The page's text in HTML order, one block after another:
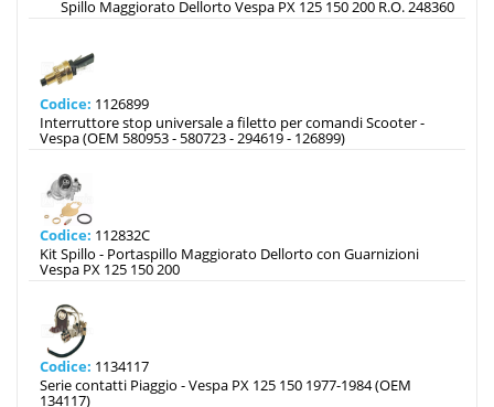
Spillo Maggiorato Dellorto Vespa PX 125 150 200 R.O. 248360
Codice: 1126899
Interruttore stop universale a filetto per comandi Scooter -
Vespa (OEM 580953 - 580723 - 294619 - 126899)
Codice: 112832C
Kit Spillo - Portaspillo Maggiorato Dellorto con Guarnizioni
Vespa PX 125 150 200
Codice: 1134117
Serie contatti Piaggio - Vespa PX 125 150 1977-1984 (OEM
134117)